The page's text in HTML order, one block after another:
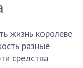
жизнь королеве
разные
средства